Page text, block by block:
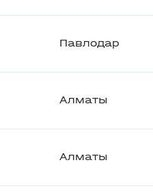
Павлодар
Алматы
Алматы